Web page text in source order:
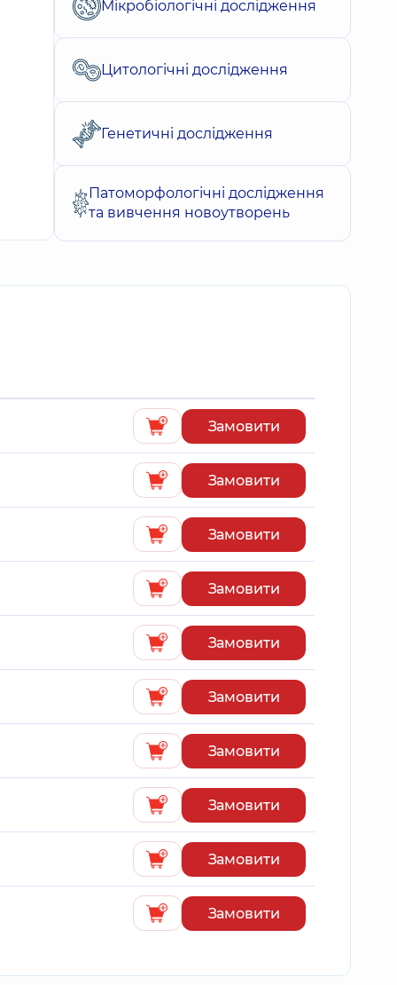
Мікробіологічні дослідження
Цитологічні дослідження
Генетичні дослідження
Патоморфологічні дослідження
та вивчення новоутворень
Замовити
Замовити
Замовити
Замовити
Замовити
Замовити
Замовити
Замовити
Замовити
Замовити